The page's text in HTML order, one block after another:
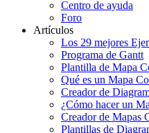
Centro de ayuda
Foro
Artículos
Los 29 mejores
Programa de Gantt
Plantilla de Mapa
Qué es un Mapa
Creador de
¿Cómo hacer un
Creador de Mapas
Plantillas de